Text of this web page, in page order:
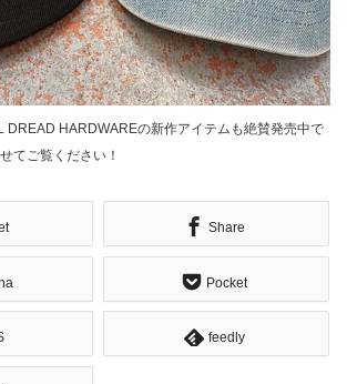
DREAD HARDWAREの新作アイテムも絶賛発売中で
てご覧ください！
Share
Pocket
feedly